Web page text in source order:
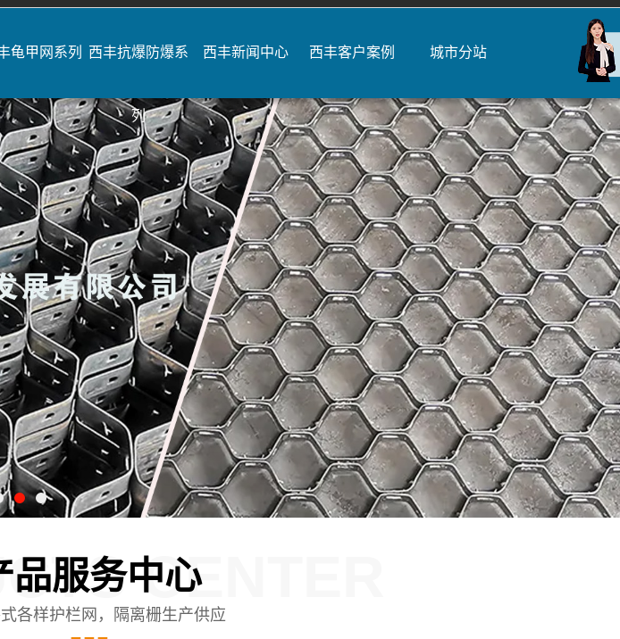
龟甲网系列 西丰抗爆防爆系
列
西丰新闻中心 西丰客户案例 城市分站
品服务中心CENTER
各样护栏网，隔离栅生产供应